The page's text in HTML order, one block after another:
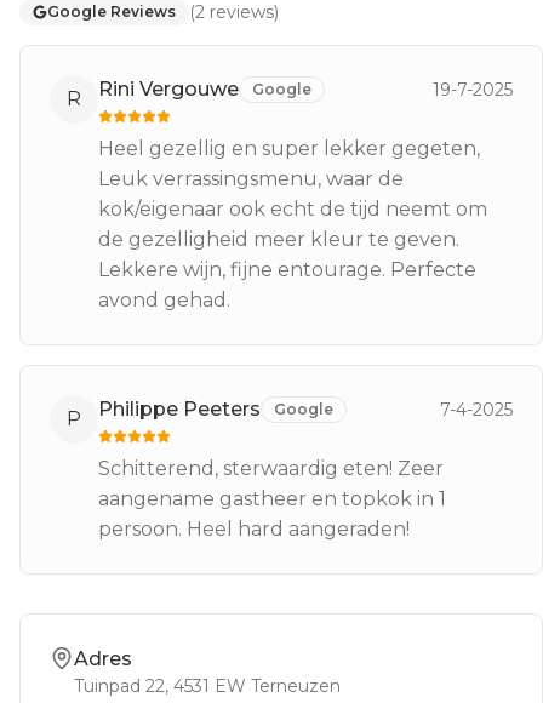
Google Reviews (2 reviews)
R Rini Vergouwe Google 19-7-2025
Heel gezellig en super lekker gegeten,
Leuk verrassingsmenu, waar de
kok/eigenaar ook echt de tijd neemt om
de gezelligheid meer kleur te geven.
Lekkere wijn, fijne entourage. Perfecte
avond gehad.
P Philippe Peeters Google 7-4-2025
Schitterend, sterwaardig eten! Zeer
aangename gastheer en topkok in 1
persoon. Heel hard aangeraden!
Adres
Tuinpad 22, 4531 EW Terneuzen